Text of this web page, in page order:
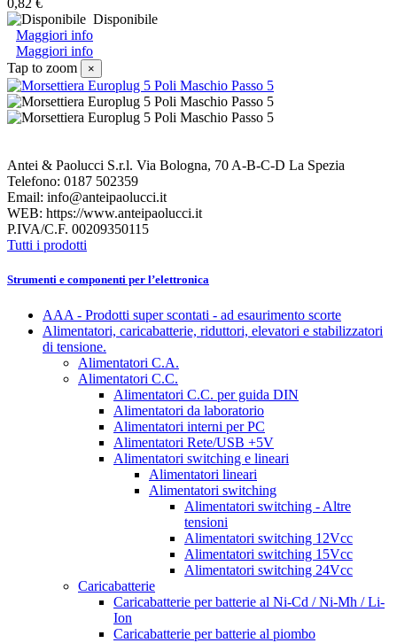
0,82 €
Disponibile
Maggiori info
Maggiori info
Tap to zoom
×
Antei & Paolucci S.r.l. Via Bologna, 70 A-B-C-D La Spezia
Telefono: 0187 502359
Email: info@anteipaolucci.it
WEB: https://www.anteipaolucci.it
P.IVA/C.F. 00209350115
Tutti i prodotti
Strumenti e componenti per l’elettronica
AAA - Prodotti super scontati - ad esaurimento scorte
Alimentatori, caricabatterie, riduttori, elevatori e stabilizzatori
di tensione.
Alimentatori C.A.
Alimentatori C.C.
Alimentatori C.C. per guida DIN
Alimentatori da laboratorio
Alimentatori interni per PC
Alimentatori Rete/USB +5V
Alimentatori switching e lineari
Alimentatori lineari
Alimentatori switching
Alimentatori switching - Altre
tensioni
Alimentatori switching 12Vcc
Alimentatori switching 15Vcc
Alimentatori switching 24Vcc
Caricabatterie
Caricabatterie per batterie al Ni-Cd / Ni-Mh / Li-
Ion
Caricabatterie per batterie al piombo